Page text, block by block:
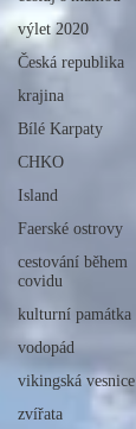
výlet 2020
Česká republika
krajina
Bílé Karpaty
CHKO
Island
Faerské ostrovy
cestování během
covidu
kulturní památka
vodopád
vikingská vesnice
zvířata